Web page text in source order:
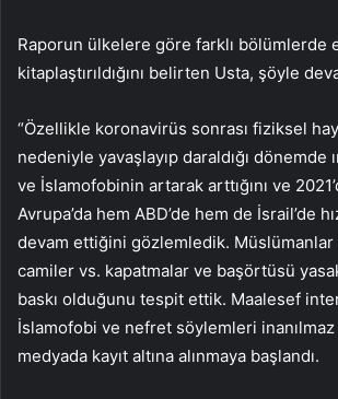
Raporun ülkelere göre farklı bölümlerde
kitaplaştırıldığını belirten Usta, şöyle
“Özellikle koronavirüs sonrası fiziksel
nedeniyle yavaşlayıp daraldığı dönemde
ve İslamofobinin artarak arttığını ve
Avrupa’da hem ABD’de hem de İsrail’de
devam ettiğini gözlemledik. Müslümanlar
camiler vs. kapatmalar ve başörtüsü
baskı olduğunu tespit ettik. Maalesef
İslamofobi ve nefret söylemleri
medyada kayıt altına alınmaya başlandı.